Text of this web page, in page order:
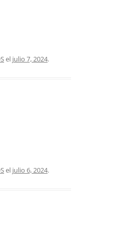
el julio 7, 2024.
el julio 6, 2024.